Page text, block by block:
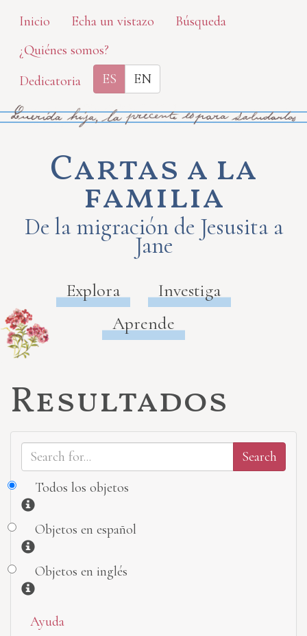
Skip
main
content
Inicio Echa un vistazo
Búsqueda
¿Quiénes somos?
Dedicatoria
ES EN
Cartas a la
familia
De la migración de Jesusita a
Jane
Explora
Investiga
Aprende
Resultados
Todos los objetos
Información
Objetos en español
Información
Objetos en inglés
Información
Ayuda